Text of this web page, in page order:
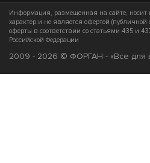
Информация, размещенная на сайте,
характер и не является офертой
оферты в соответствии со статьями 435 и
Российской Федерации
2009 - 2026 © ФОРГАН - «Все для